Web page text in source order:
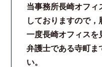
衛生対策の強化
コロナと労働問題
資料ダウンロード
当事務所長崎オフィ
しておりますので，
一度長崎オフィスを
弁護士である寺町ま
い。